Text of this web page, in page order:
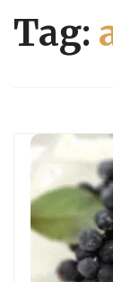
Tag: